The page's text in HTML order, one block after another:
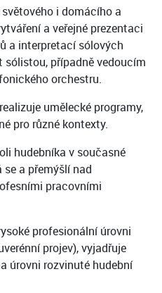
i domácího a
a veřejné prezentaci
a interpretací sólových
případně vedoucím
orchestru.
umělecké programy,
pro různé kontexty.
hudebníka v současné
a přemýšlí nad
pracovními
profesionální úrovni
projev), vyjadřuje
úrovni rozvinuté hudební